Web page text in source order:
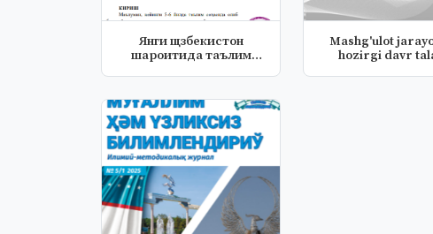
Янги щзбекистон
шароитида таълим
Mashg'ulot
hozirgi davr